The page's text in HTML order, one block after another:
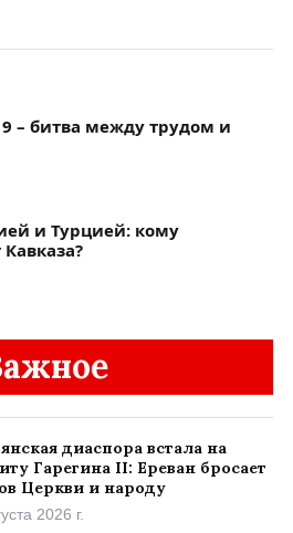
– битва между трудом и
и Турцией: кому
диаспора встала на
Гарегина II: Ереван бросает
Церкви и народу
2026 г.